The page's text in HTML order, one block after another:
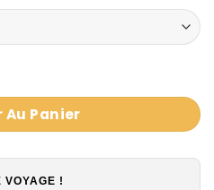
Twist Curl
Panier
!